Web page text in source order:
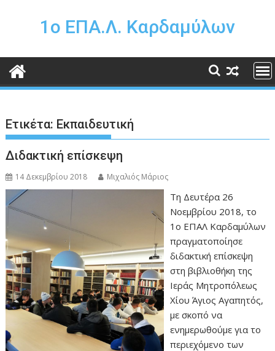
περιεχόμενο1o ΕΠΑ.Λ. Καρδαμύλων
Ετικέτα: Εκπαιδευτική
Διδακτική επίσκεψη
14 Δεκεμβρίου 2018 Μιχαλιός Μάριος
Τη Δευτέρα 26
Νοεμβρίου 2018, το
1ο ΕΠΑΛ Καρδαμύλων
πραγματοποίησε
διδακτική επίσκεψη
στη βιβλιοθήκη της
Ιεράς Μητροπόλεως
Χίου Άγιος Αγαπητός,
με σκοπό να
ενημερωθούμε για το
περιεχόμενο των